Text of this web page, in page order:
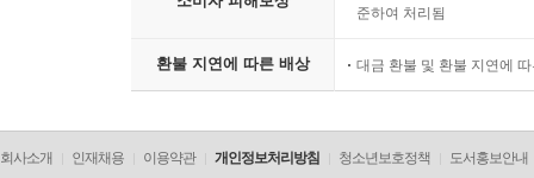
준하여 처리됨
환불 지연에 따른 배상 대금 환불 및 환불 지연에
회사소개 인재채용 이용약관 개인정보처리방침 청소년보호정책 도서홍보안내